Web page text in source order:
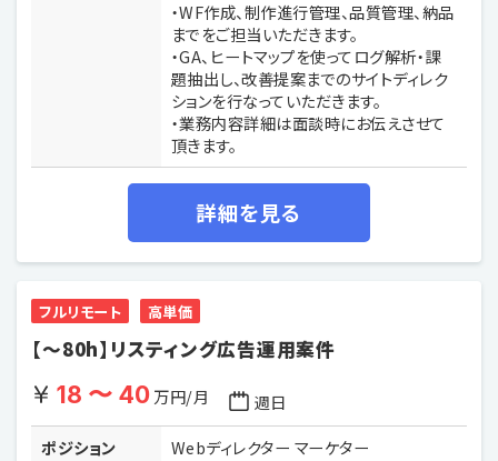
・WF作成、制作進行管理、品質管理、納品
までをご担当いただきます。
・GA、ヒートマップを使ってログ解析・課
題抽出し、改善提案までのサイトディレク
ションを行なっていただきます。
・業務内容詳細は面談時にお伝えさせて
頂きます。
詳細を見る
フルリモート 高単価
【〜80h】リスティング広告運用案件
18 〜 40万円/月 週日
ポジション
Webディレクター マーケター